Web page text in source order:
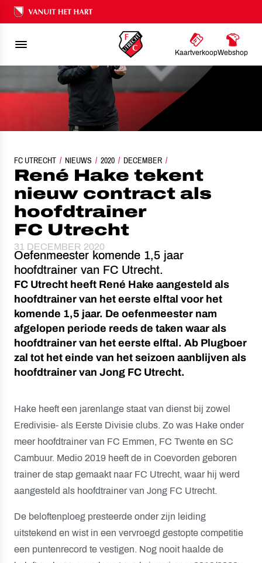
Ons nalatenschap
KaartverkoopWebshop
FC UTRECHT NIEUWS 2020 DECEMBER
RENÉ HAKE TEKENT NIEUW CONTRACT ALS HOOFDTRAINER FC
René Hake tekent
nieuw contract als
hoofdtrainer
FC Utrecht
31 DECEMBER 2020
Oefenmeester komende 1,5 jaar
hoofdtrainer van FC Utrecht.
FC Utrecht heeft René Hake aangesteld als
hoofdtrainer van het eerste elftal voor het
komende 1,5 jaar. De oefenmeester nam
afgelopen periode reeds de taken waar als
hoofdtrainer van het eerste elftal. Ab Plugboer
zal tot het einde van het seizoen aanblijven als
hoofdtrainer van Jong FC Utrecht.
Hake heeft een jarenlange staat van dienst bij zowel
Eredivisie- als Eerste Divisie clubs. Zo was Hake onder
meer hoofdtrainer van FC Emmen, FC Twente en SC
Cambuur. Medio 2019 heeft de in Coevorden geboren
trainer de stap gemaakt naar FC Utrecht, waar hij werd
aangesteld als hoofdtrainer van Jong FC Utrecht.
De beloftenploeg presteerde onder zijn leiding
uitstekend en wist in een vervroegd gestopte competitie
een puntenrecord te vestigen. Nog nooit haalde de